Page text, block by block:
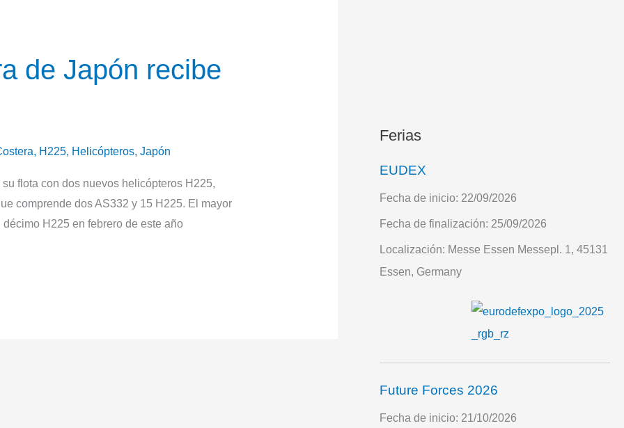
de Japón recibe
, H225, Helicópteros, Japón
flota con dos nuevos helicópteros H225,
comprende dos AS332 y 15 H225. El mayor
H225 en febrero de este año
Ferias
EUDEX
Fecha de inicio: 22/09/2026
Fecha de finalización: 25/09/2026
Localización: Messe Essen Messepl. 1, 45131
Essen, Germany
Future Forces 2026
Fecha de inicio: 21/10/2026